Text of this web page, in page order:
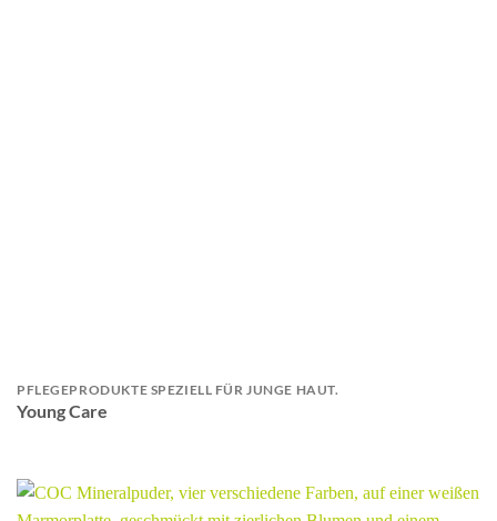
PFLEGEPRODUKTE SPEZIELL FÜR JUNGE HAUT.
Young Care